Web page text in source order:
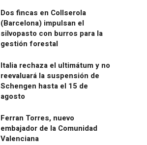
Dos fincas en Collserola
(Barcelona) impulsan el
silvopasto con burros para la
gestión forestal
Italia rechaza el ultimátum y no
reevaluará la suspensión de
Schengen hasta el 15 de
agosto
Ferran Torres, nuevo
embajador de la Comunidad
Valenciana